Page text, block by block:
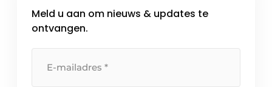
Meld u aan om nieuws & updates te
ontvangen.